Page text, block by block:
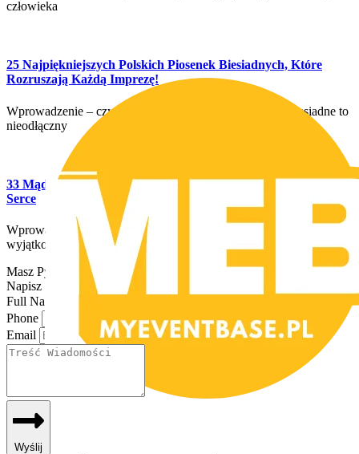
człowieka
25 Najpiękniejszych Polskich Piosenek Biesiadnych, Które
Rozruszają Każdą Imprezę!
Wprowadzenie – czym są piosenki biesiadne? Piosenki biesiadne to
nieodłączny
33 Mądre Życzenia z Okazji Rocznicy Ślubu, Które Poruszą
Serce
Wprowadzenie – znaczenie rocznicy ślubu Rocznica ślubu to
wyjątkowy moment
Masz Pytania?
Napisz do nas!
Full Name
Phone
Email
Wyślij